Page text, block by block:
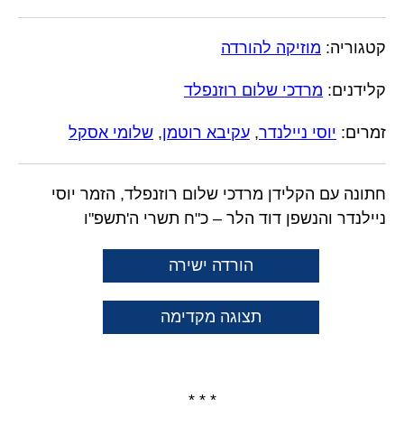
קטגוריה: מוזיקה להורדה
קלידנים: מרדכי שלום רוזנפלד
זמרים: יוסי ניילנדר, עקיבא רוטמן, שלומי אסקל
חתונה עם הקלידן מרדכי שלום רוזנפלד, הזמר יוסי
ניילנדר והנשפן דוד הלר – כ"ח תשרי ה'תשפ"ו
הורדה ישירה
תצוגה מקדימה
* * *